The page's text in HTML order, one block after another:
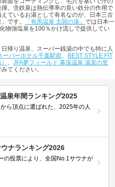
。含鉄泉は熱伝導率の良い鉄分の作用で
ているお湯として有名なのが、日本三古
です。
「有馬温泉 太閤の湯」 では日本一
物強塩泉を100％かけ流しで提供してい
帰り温泉、スーパー銭湯の中でも特に人
パーホテル千葉駅前、
BEST STYLE FIT
、 JFA夢フィールド 幕張温泉 湯楽の里
てください。
泉年間ランキング2025
ら頂点に選ばれた、2025年の人
ナランキング2026
の投票により、全国No.1サウナが